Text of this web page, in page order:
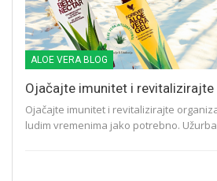
ALOE VERA BLOG
Ojačajte imunitet i revitalizirajte
Ojačajte imunitet i revitalizirajte
ludim vremenima jako potrebno.